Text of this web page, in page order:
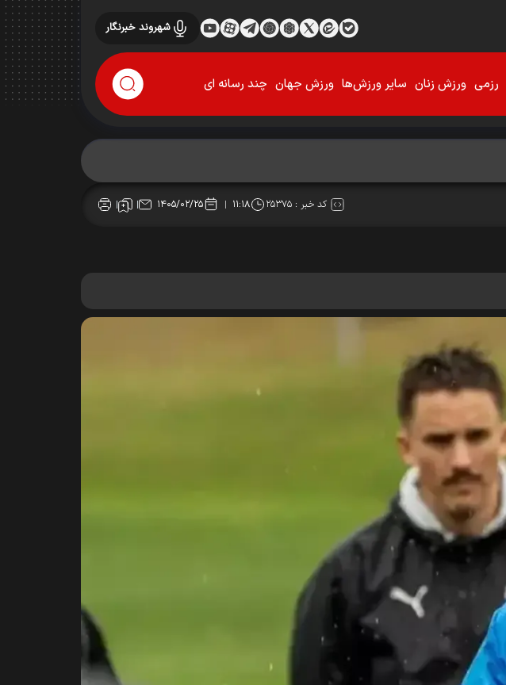
شهروند خبرنگار
رزمی ورزش زنان سایر ورزش‌ها ورزش جهان چند رسانه ای
کد خبر :۲۵۳۷۵ ۱۱:۱۸ ۱۴۰۵/۰۲/۲۵